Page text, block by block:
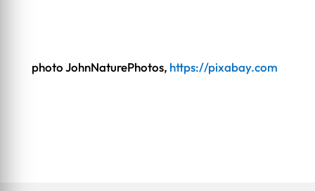
photo JohnNaturePhotos, https://pixabay.com